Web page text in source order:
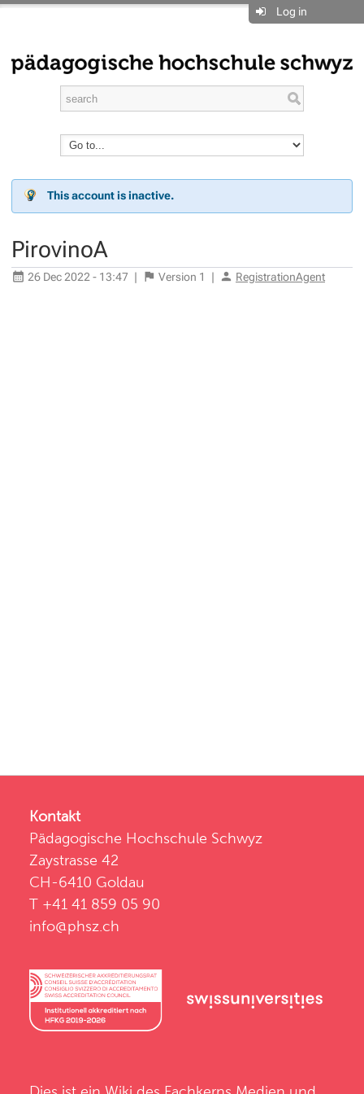
Log in
This account is inactive.
PirovinoA
26 Dec 2022 - 13:47 | Version 1 | RegistrationAgent
Kontakt
Pädagogische Hochschule Schwyz
Zaystrasse 42
CH-6410 Goldau
T +41 41 859 05 90
info@phsz.ch